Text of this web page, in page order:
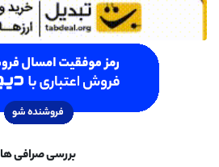
بررسی صرافی ها